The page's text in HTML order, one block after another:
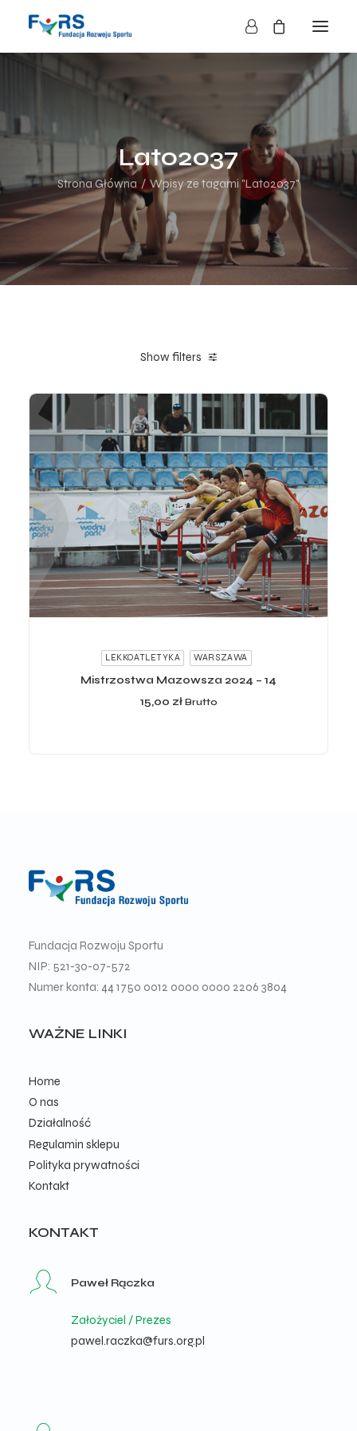
O FUNDACJI
DZIAŁALNOŚĆ
BLOG
KONTAKT
SKLEP
Lato2037
Strona Główna Wpisy ze tagami "Lato2037"
Show filters
LEKKOATLETYKA WARSZAWA
Mistrzostwa Mazowsza 2024 – 14
15,00 zł Brutto
Fundacja Rozwoju Sportu
NIP: 521-30-07-572
Numer konta: 44 1750 0012 0000 0000 2206 3804
WAŻNE LINKI
Home
O nas
Działalność
Regulamin sklepu
Polityka prywatności
Kontakt
KONTAKT
Paweł Rączka
Założyciel / Prezes
pawel.raczka@furs.org.pl